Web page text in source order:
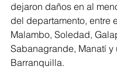
dejaron daños en al
del departamento, entre
Malambo, Soledad,
Sabanagrande, Manatí y
Barranquilla.